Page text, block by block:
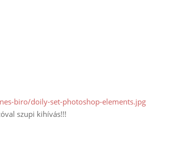
biro/doily-set-photoshop-elements.jpg
szupi kihívás!!!